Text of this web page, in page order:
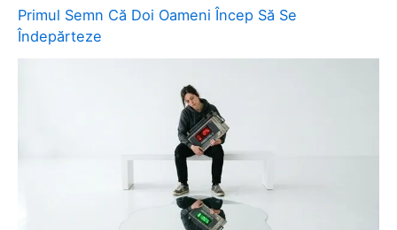
Primul Semn Că Doi Oameni Încep Să Se
Îndepărteze